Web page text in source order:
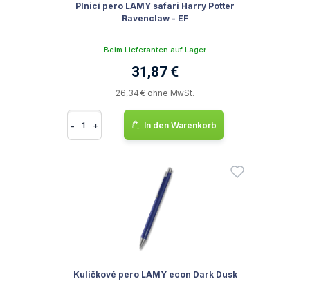
Plnicí pero LAMY safari Harry Potter
Ravenclaw - EF
Beim Lieferanten auf Lager
31,87 €
26,34 € ohne MwSt.
- + In den Warenkorb
Kuličkové pero LAMY econ Dark Dusk